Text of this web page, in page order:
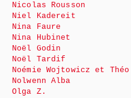
Nicolas Rousson
Niel Kadereit
Nina Faure
Nina Hubinet
Noël Godin
Noël Tardif
Noémie Wojtowicz et
Nolwenn Alba
Olga Z.